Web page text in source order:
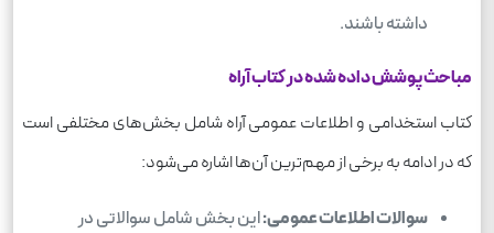
داشته باشند.
مباحث پوشش داده شده در کتاب آراه
کتاب استخدامی و اطلاعات عمومی آراه شامل بخش‌های مختلفی است
که در ادامه به برخی از مهم‌ترین آن‌ها اشاره می‌شود:
سوالات اطلاعات عمومی:این بخش شامل سوالاتی در